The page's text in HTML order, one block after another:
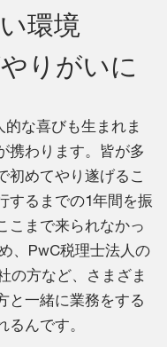
環境
りがいに
な喜びも生まれま
携わります。皆が多
初めてやり遂げるこ
するまでの1年間を振
こまで来られなかっ
、PwC税理士法人の
の方など、さまざま
と一緒に業務をする
んです。